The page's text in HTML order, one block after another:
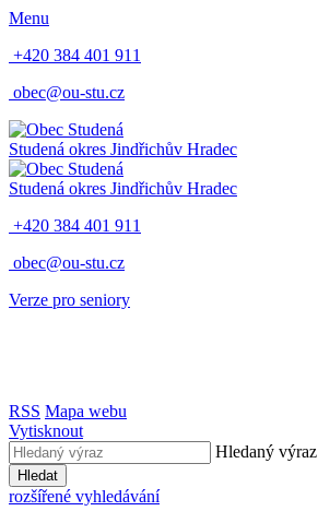
Menu
+420 384 401 911
obec@ou-stu.cz
Studená okres Jindřichův Hradec
Studená okres Jindřichův Hradec
+420 384 401 911
obec@ou-stu.cz
Verze pro seniory
RSS Mapa webu
Vytisknout
Hledaný výraz
Hledat
rozšířené vyhledávání